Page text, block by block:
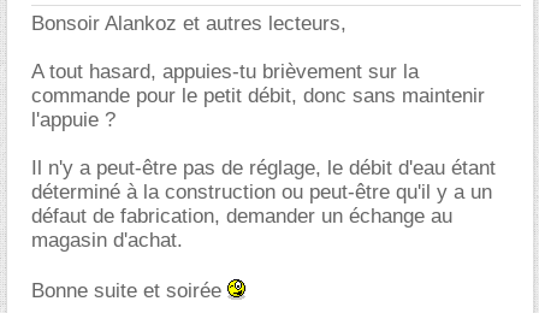
Bonsoir Alankoz et autres lecteurs,
A tout hasard, appuies-tu brièvement sur la
commande pour le petit débit, donc sans maintenir
l'appuie ?
Il n'y a peut-être pas de réglage, le débit d'eau étant
déterminé à la construction ou peut-être qu'il y a un
défaut de fabrication, demander un échange au
magasin d'achat.
Bonne suite et soirée